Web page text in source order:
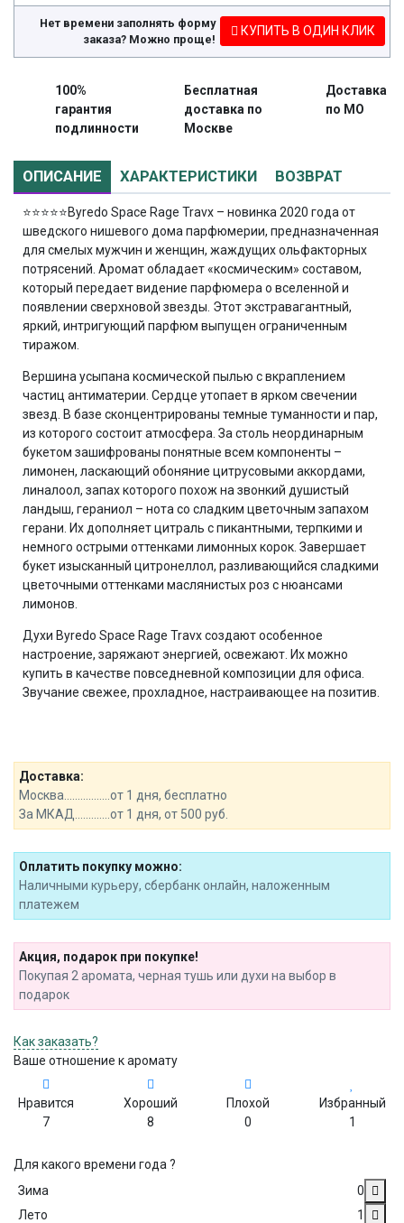
Нет времени заполнять форму
заказа? Можно проще!
КУПИТЬ В ОДИН КЛИК
100%
гарантия
подлинности
Бесплатная
доставка по
Москве
Доставка
по МО
ОПИСАНИЕ ХАРАКТЕРИСТИКИ ВОЗВРАТ
⭐⭐⭐⭐⭐Byredo Space Rage Travx – новинка 2020 года от
шведского нишевого дома парфюмерии, предназначенная
для смелых мужчин и женщин, жаждущих ольфакторных
потрясений. Аромат обладает «космическим» составом,
который передает видение парфюмера о вселенной и
появлении сверхновой звезды. Этот экстравагантный,
яркий, интригующий парфюм выпущен ограниченным
тиражом.
Вершина усыпана космической пылью с вкраплением
частиц антиматерии. Сердце утопает в ярком свечении
звезд. В базе сконцентрированы темные туманности и пар,
из которого состоит атмосфера. За столь неординарным
букетом зашифрованы понятные всем компоненты –
лимонен, ласкающий обоняние цитрусовыми аккордами,
линалоол, запах которого похож на звонкий душистый
ландыш, гераниол – нота со сладким цветочным запахом
герани. Их дополняет цитраль с пикантными, терпкими и
немного острыми оттенками лимонных корок. Завершает
букет изысканный цитронеллол, разливающийся сладкими
цветочными оттенками маслянистых роз с нюансами
лимонов.
Духи Byredo Space Rage Travx создают особенное
настроение, заряжают энергией, освежают. Их можно
купить в качестве повседневной композиции для офиса.
Звучание свежее, прохладное, настраивающее на позитив.
Доставка:
Москва.................от 1 дня, бесплатно
За МКАД.............от 1 дня, от 500 руб.
Оплатить покупку можно:
Наличными курьеру, сбербанк онлайн, наложенным
платежем
Акция, подарок при покупке!
Покупая 2 аромата, черная тушь или духи на выбор в
подарок
Как заказать?
Ваше отношение к аромату
Нравится
7
Хороший
8
Плохой
0
Избранный
1
Для какого времени года ?
Зима
0
Лето
1